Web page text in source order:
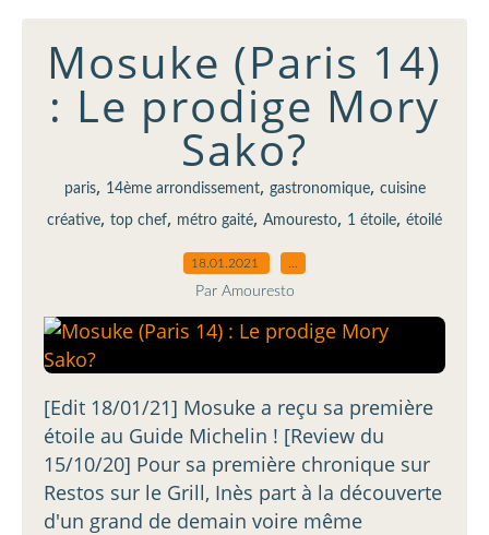
Mosuke (Paris 14)
: Le prodige Mory
Sako?
paris, 14ème arrondissement, gastronomique, cuisine
créative, top chef, métro gaité, Amouresto, 1 étoile, étoilé
18.01.2021
Par Amouresto
[Edit 18/01/21] Mosuke a reçu sa première
étoile au Guide Michelin ! [Review du
15/10/20] Pour sa première chronique sur
Restos sur le Grill, Inès part à la découverte
d'un grand de demain voire même